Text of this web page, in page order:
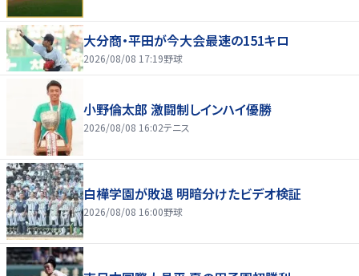
大分商・平田が今大会最速の151キロ
2026/08/08 17:19野球
小野倫太郎 激闘制しインハイ優勝
2026/08/08 16:02テニス
白樺学園が敗退 明暗分けたビデオ検証
2026/08/08 16:00野球